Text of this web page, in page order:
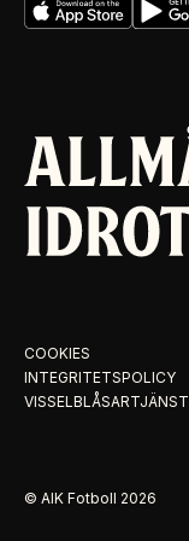
COOKIES
INTEGRITETSPOLICY
VISSELBLÅSARTJÄNST
© AIK Fotboll 2026